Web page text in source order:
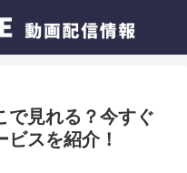
で見れる？今すぐ
スを紹介！